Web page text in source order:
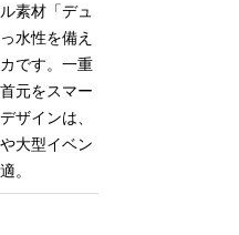
素材「デュ
水性を備え
です。一重
元をスマー
ザインは、
大型イベン
。